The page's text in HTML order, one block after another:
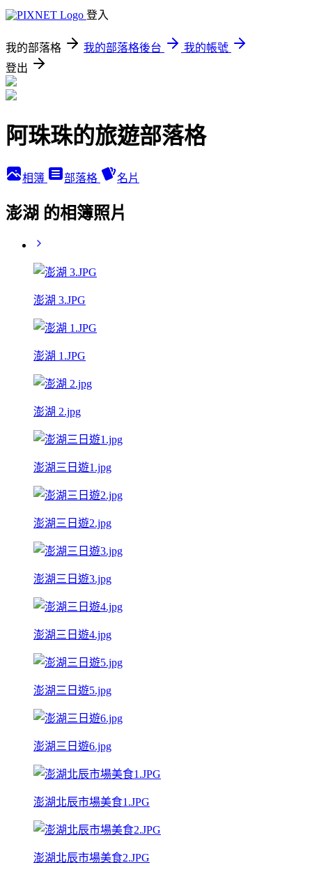
登入
我的部落格 我的部落格後台
我的帳號
登出
阿珠珠的旅遊部落格
相簿 部落格 名片
澎湖 的相簿照片
澎湖 3.JPG
澎湖 1.JPG
澎湖 2.jpg
澎湖三日遊1.jpg
澎湖三日遊2.jpg
澎湖三日遊3.jpg
澎湖三日遊4.jpg
澎湖三日遊5.jpg
澎湖三日遊6.jpg
澎湖北辰市場美食1.JPG
澎湖北辰市場美食2.JPG